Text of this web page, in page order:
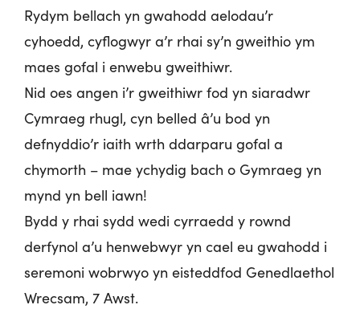
Rydym bellach yn gwahodd aelodau’r
cyhoedd, cyflogwyr a’r rhai sy’n gweithio ym
maes gofal i enwebu gweithiwr.
Nid oes angen i’r gweithiwr fod yn siaradwr
Cymraeg rhugl, cyn belled â’u bod yn
defnyddio’r iaith wrth ddarparu gofal a
chymorth – mae ychydig bach o Gymraeg yn
mynd yn bell iawn!
Bydd y rhai sydd wedi cyrraedd y rownd
derfynol a’u henwebwyr yn cael eu gwahodd i
seremoni wobrwyo yn eisteddfod Genedlaethol
Wrecsam, 7 Awst.